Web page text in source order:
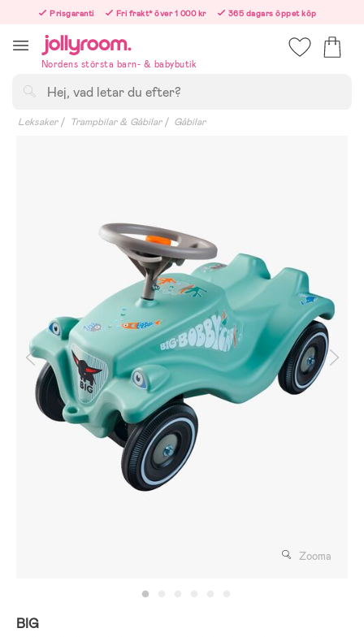
innehållet
Prisgaranti Fri frakt* över 1 000 kr
365 dagars öppet köp
Nordens största barn- & babybutik
Leksaker Trampbilar & Gåbilar Gåbilar
Zooma
BIG